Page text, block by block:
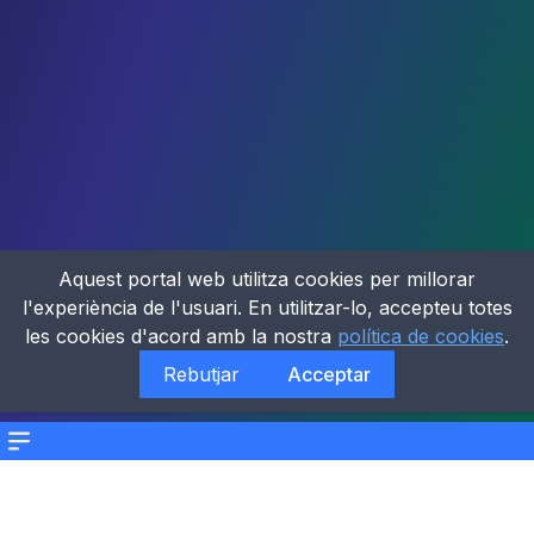
Menu
Aquest portal web utilitza cookies per millorar
l'experiència de l'usuari. En utilitzar-lo, accepteu totes
les cookies d'acord amb la nostra política de cookies.
Rebutjar
Acceptar